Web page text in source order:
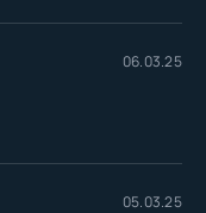
06.03.25
05.03.25